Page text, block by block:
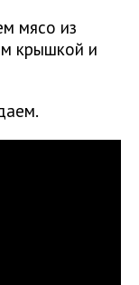
мясо из
крышкой и
⠀